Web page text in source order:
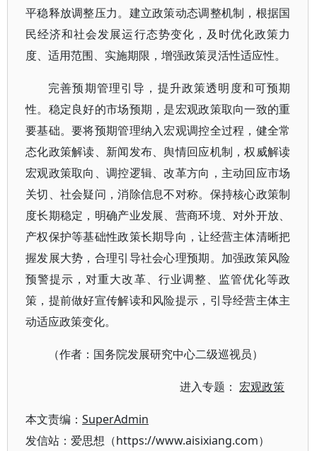
平稳释放调整压力。建立政策动态调整机制，根据国
民经济和社会发展运行态势变化，及时优化政策力
度、适用范围、实施期限，增强政策灵活性适应性。
完善预期管理引导，提升政策透明度和可预期
性。稳定良好的市场预期，是宏观政策取向一致的重
要基础。要将预期管理纳入宏观调控全过程，健全常
态化政策解读、新闻发布、舆情回应机制，权威解读
宏观政策取向、调控逻辑、改革方向，主动回应市场
关切、社会疑问，消除信息不对称。保持核心政策制
度长期稳定，明确产业发展、营商环境、对外开放、
产权保护等基础性政策长期导向，让经营主体清晰把
握发展大势，合理引导社会心理预期。加强政策风险
预警提示，对重大改革、行业调整、监管优化等政
策，提前做好宣传解读和风险提示，引导经营主体主
动适应政策变化。
（作者：国务院发展研究中心二级巡视员）
进入专题：宏观政策
本文责编： SuperAdmin
发信站：爱思想（https://www.aisixiang.com）